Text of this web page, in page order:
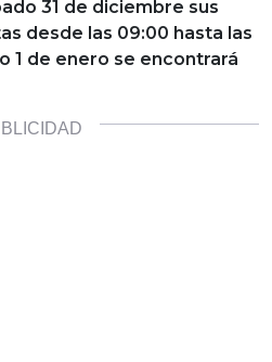
31 de diciembre sus
desde las 09:00 hasta las
1 de enero se encontrará